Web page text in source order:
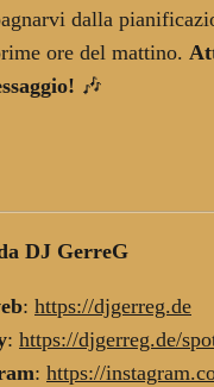
dalla
ore del mattino.
🎶
DJ GerreG
: https://djgerreg.de
: https://djgerreg.de/
: https://